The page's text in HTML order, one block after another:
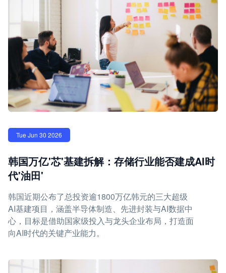
Tue Jun 30 2026
韩国万亿'芯'基建拆解：存储行业能否建成AI时
代'油田'
韩国近期公布了总投资逾1800万亿韩元的三大超级
AI基建项目，涵盖半导体制造、先进封装与AI数据中
心，目标是借助国家级投入与龙头企业布局，打造面
向AI时代的关键产业能力。